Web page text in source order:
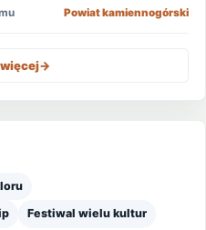
Powiat kamiennogórski
->
Festiwal wielu kultur